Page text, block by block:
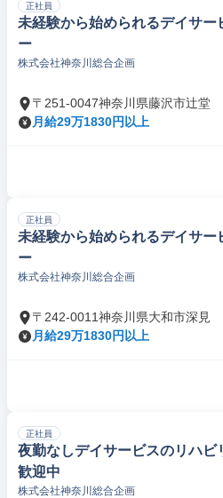
正社員
未経験から始められるデイサー
ー
株式会社神奈川総合企画
〒251-0047神奈川県藤沢市辻堂
月給29万1830円以上
正社員
未経験から始められるデイサー
ー
株式会社神奈川総合企画
〒242-0011神奈川県大和市深見
月給29万1830円以上
正社員
夜勤なしデイサービスのリハ
歓迎中
株式会社神奈川総合企画